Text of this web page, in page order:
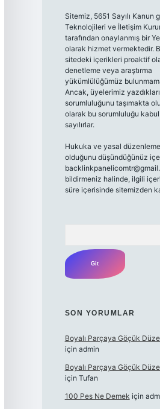
Sitemiz, 5651 Sayılı Kanun
Teknolojileri ve İletişim
tarafından onaylanmış bir
olarak hizmet vermektedir.
sitedeki içerikleri proaktif
denetleme veya araştırma
yükümlülüğümüz
Ancak, üyelerimiz
sorumluluğunu taşımakta
olarak bu sorumluluğu
sayılırlar.
Hukuka ve yasal
olduğunu düşündüğünüz
bildirmeniz halinde, ilgili
süre içerisinde sitemizden
SON YORUMLAR
Boyalı Parçaya Göçük
için admin
Boyalı Parçaya Göçük
için Tufan
100 Pes Ne Demek için